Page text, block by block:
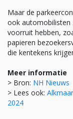
Maar de
ook automobilisten
voorruit hebben,
papieren
die kentekens
Meer informatie
> Bron: NH Nieuws
> Lees ook:
2024